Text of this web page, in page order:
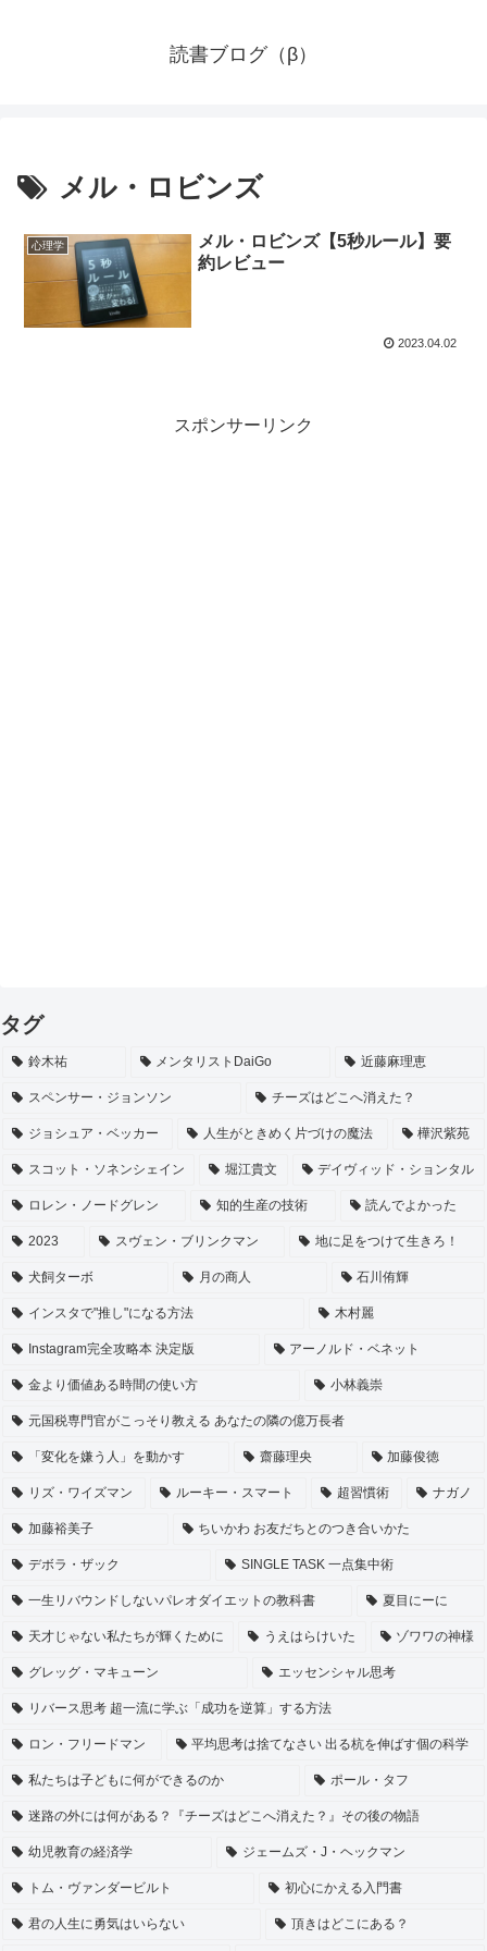
読書ブログ（β）
メル・ロビンズ
心理学
メル・ロビンズ【5秒ルール】要
約レビュー
2023.04.02
スポンサーリンク
タグ
鈴木祐 メンタリストDaiGo 近藤麻理恵
スペンサー・ジョンソン チーズはどこへ消えた？
ジョシュア・ベッカー 人生がときめく片づけの魔法 樺沢紫苑
スコット・ソネンシェイン 堀江貴文 デイヴィッド・ションタル
ロレン・ノードグレン 知的生産の技術 読んでよかった
2023 スヴェン・ブリンクマン 地に足をつけて生きろ！
犬飼ターボ 月の商人 石川侑輝
インスタで"推し"になる方法 木村麗
Instagram完全攻略本 決定版 アーノルド・ベネット
金より価値ある時間の使い方 小林義崇
元国税専門官がこっそり教える あなたの隣の億万長者
「変化を嫌う人」を動かす 齋藤理央 加藤俊徳
リズ・ワイズマン ルーキー・スマート 超習慣術 ナガノ
加藤裕美子 ちいかわ お友だちとのつき合いかた
デボラ・ザック SINGLE TASK 一点集中術
一生リバウンドしないパレオダイエットの教科書 夏目にーに
天才じゃない私たちが輝くために うえはらけいた ゾワワの神様
グレッグ・マキューン エッセンシャル思考
リバース思考 超一流に学ぶ「成功を逆算」する方法
ロン・フリードマン 平均思考は捨てなさい 出る杭を伸ばす個の科学
私たちは子どもに何ができるのか ポール・タフ
迷路の外には何がある？『チーズはどこへ消えた？』その後の物語
幼児教育の経済学 ジェームズ・J・ヘックマン
トム・ヴァンダービルト 初心にかえる入門書
君の人生に勇気はいらない 頂きはどこにある？